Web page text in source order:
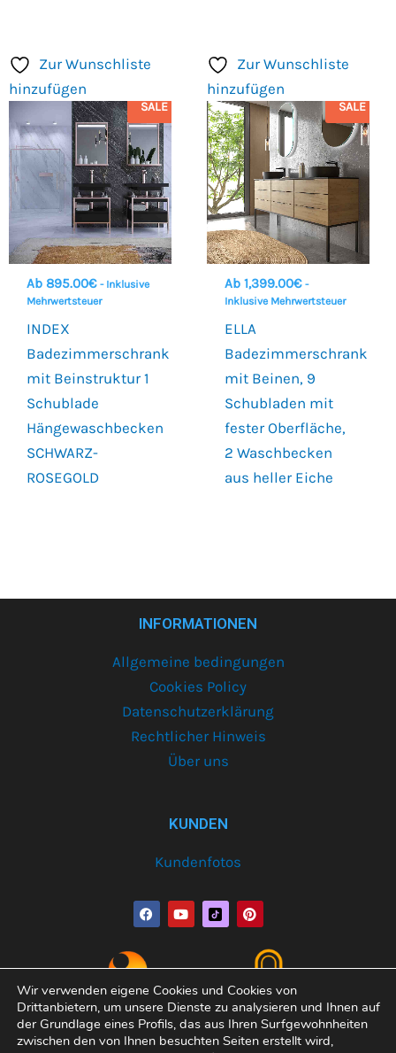
Zur Wunschliste
hinzufügen
SALE
Ab 895.00€ - Inklusive
Mehrwertsteuer
INDEX
Badezimmerschrank
mit Beinstruktur 1
Schublade
Hängewaschbecken
SCHWARZ-
ROSEGOLD
Zur Wunschliste
hinzufügen
SALE
Ab 1,399.00€ -
Inklusive Mehrwertsteuer
ELLA
Badezimmerschrank
mit Beinen, 9
Schubladen mit
fester Oberfläche,
2 Waschbecken
aus heller Eiche
INFORMATIONEN
Allgemeine bedingungen
Cookies Policy
Datenschutzerklärung
Rechtlicher Hinweis
Über uns
KUNDEN
Kundenfotos
F
a
c
b
o
o
k
Y
o
u
b
e
P
i
n
e
r
e
s
t
Wir verwenden eigene Cookies und Cookies von
Drittanbietern, um unsere Dienste zu analysieren und Ihnen auf
der Grundlage eines Profils, das aus Ihren Surfgewohnheiten
zwischen den von Ihnen besuchten Seiten erstellt wird,